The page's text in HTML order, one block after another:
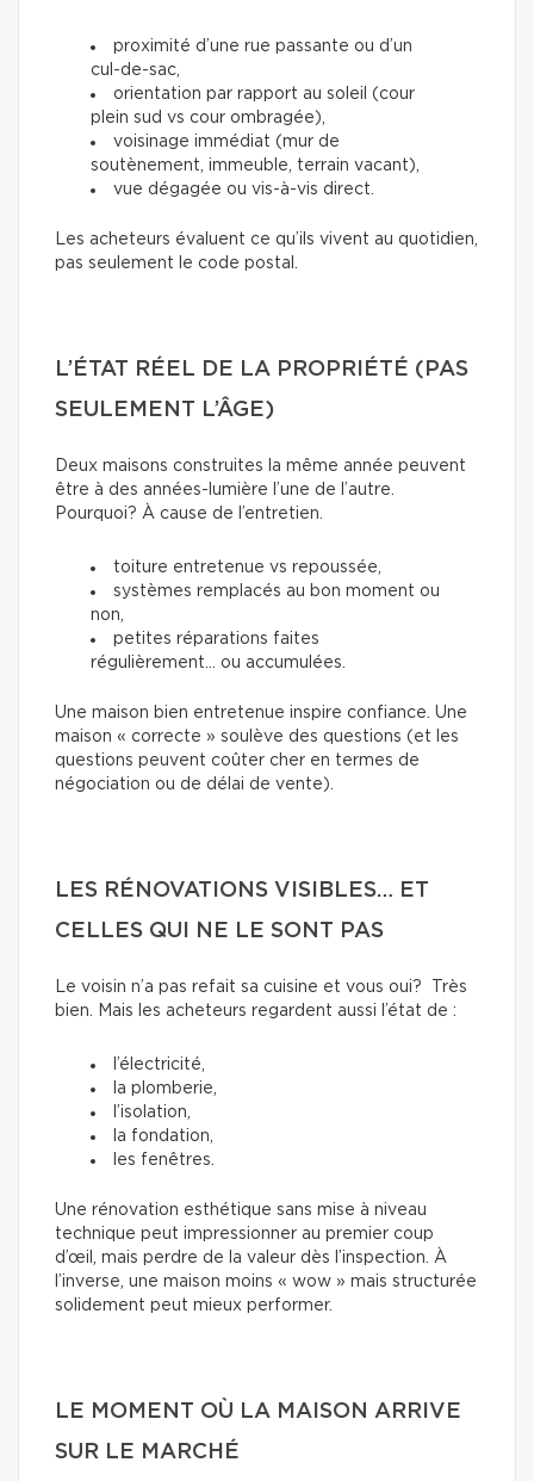
proximité d’une rue passante ou d’un
cul-de-sac,
orientation par rapport au soleil (cour
plein sud vs cour ombragée),
voisinage immédiat (mur de
soutènement, immeuble, terrain vacant),
vue dégagée ou vis-à-vis direct.
Les acheteurs évaluent ce qu’ils vivent au quotidien,
pas seulement le code postal.
L’ÉTAT RÉEL DE LA PROPRIÉTÉ (PAS
SEULEMENT L’ÂGE)
Deux maisons construites la même année peuvent
être à des années-lumière l’une de l’autre.
Pourquoi? À cause de l’entretien.
toiture entretenue vs repoussée,
systèmes remplacés au bon moment ou
non,
petites réparations faites
régulièrement… ou accumulées.
Une maison bien entretenue inspire confiance. Une
maison « correcte » soulève des questions (et les
questions peuvent coûter cher en termes de
négociation ou de délai de vente).
LES RÉNOVATIONS VISIBLES… ET
CELLES QUI NE LE SONT PAS
Le voisin n’a pas refait sa cuisine et vous oui? Très
bien. Mais les acheteurs regardent aussi l’état de :
l’électricité,
la plomberie,
l’isolation,
la fondation,
les fenêtres.
Une rénovation esthétique sans mise à niveau
technique peut impressionner au premier coup
d’œil, mais perdre de la valeur dès l’inspection. À
l’inverse, une maison moins « wow » mais structurée
solidement peut mieux performer.
LE MOMENT OÙ LA MAISON ARRIVE
SUR LE MARCHÉ